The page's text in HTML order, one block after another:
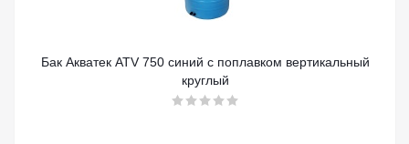
Бак Акватек ATV 750 синий с поплавком вертикальный
круглый